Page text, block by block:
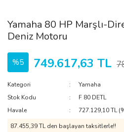
Yamaha 80 HP Marşlı-
Deniz Motoru
%5 749.617,63 TL
Kategori
Yamaha
Stok Kodu
F 80 DETL
Havale
727.129,10 TL
87.455,39 TL den başlayan taksitlerle!!